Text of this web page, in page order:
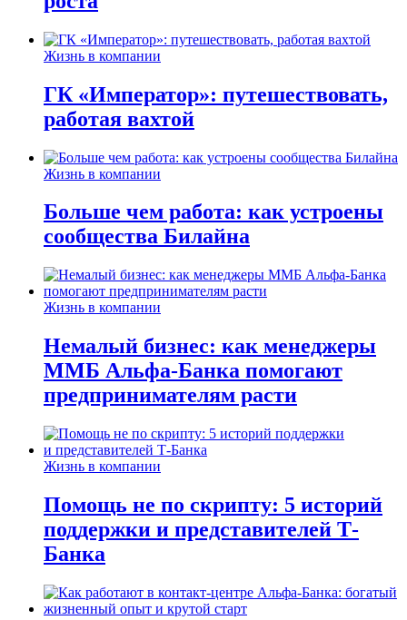
Жизнь в компании
ГК «Император»: путешествовать,
работая вахтой
Жизнь в компании
Больше чем работа: как устроены
сообщества Билайна
Жизнь в компании
Немалый бизнес: как менеджеры
ММБ Альфа-Банка помогают
предпринимателям расти
Жизнь в компании
Помощь не по скрипту: 5 историй
поддержки и представителей Т-
Банка